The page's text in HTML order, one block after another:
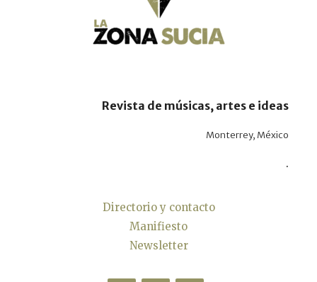
Revista de músicas, artes e ideas
Monterrey, México
.
Directorio y contacto
Manifiesto
Newsletter